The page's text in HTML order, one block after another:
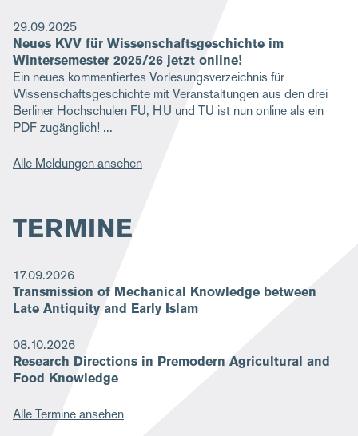
29.09.2025
Neues KVV für Wissenschaftsgeschichte im
Wintersemester 2025/26 jetzt online!
Ein neues kommentiertes Vorlesungsverzeichnis für
Wissenschaftsgeschichte mit Veranstaltungen aus den drei
Berliner Hochschulen FU, HU und TU ist nun online als ein
PDFzugänglich!
Alle Meldungen ansehen
TERMINE
17.09.2026
Transmission of Mechanical Knowledge between
Late Antiquity and Early Islam
08.10.2026
Research Directions in Premodern Agricultural and
Food Knowledge
Alle Termine ansehen